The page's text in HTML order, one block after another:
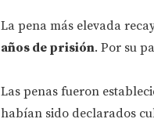
La pena más elevada
años de prisión. Por su
Las penas fueron
habían sido declarados